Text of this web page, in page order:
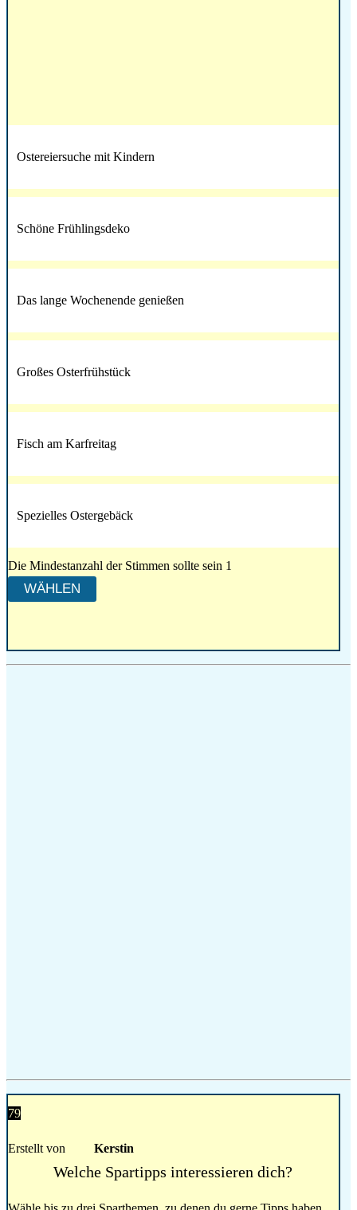
Ostereiersuche mit Kindern
Schöne Frühlingsdeko
Das lange Wochenende genießen
Großes Osterfrühstück
Fisch am Karfreitag
Spezielles Ostergebäck
Die Mindestanzahl der Stimmen sollte sein 1
79
Erstellt von Kerstin
Welche Spartipps interessieren dich?